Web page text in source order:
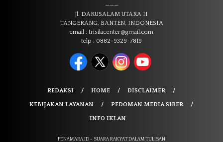
———
Jl. DARUSALAM UTARA II
TANGERANG, BANTEN, INDONESIA
email : trisilacenter@gmail.com
telp : 0882-9329-7819
REDAKSI HOME DISCLAIMER
KEBIJAKAN LAYANAN PEDOMAN MEDIA SIBER
INFO IKLAN
PENAMARA.ID - SUARA RAKYAT DALAM TULISAN